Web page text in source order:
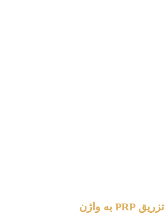
تزریق PRP به واژن